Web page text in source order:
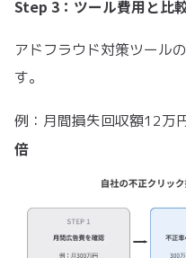
Step 3：ツール費用と比
アドフラウド対策ツール
す。
例：月間損失回収額12万
倍